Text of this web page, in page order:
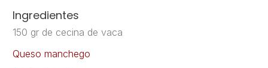
Ingredientes
150 gr de cecina de vaca
Queso manchego